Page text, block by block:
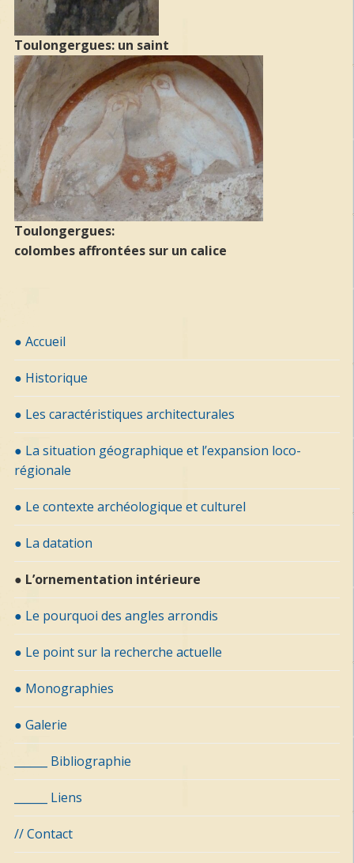
● Accueil
● Historique
● Les caractéristiques architecturales
● La situation géographique et l’expansion loco-
régionale
● Le contexte archéologique et culturel
● La datation
● L’ornementation intérieure
● Le pourquoi des angles arrondis
● Le point sur la recherche actuelle
● Monographies
● Galerie
______ Bibliographie
______ Liens
// Contact
Toulongergues: un saint
Toulongergues:
colombes affrontées sur un calice